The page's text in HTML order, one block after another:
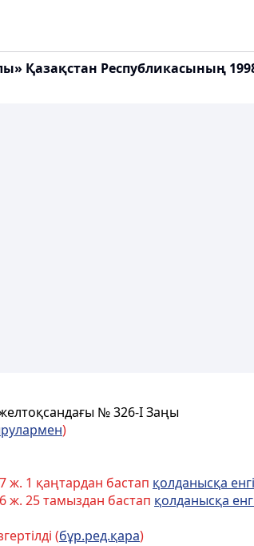
Қазақстан Республикасының
№ 326-I Заңы
)
ж. 1 қаңтардан бастап қолданысқа
ж. 25 тамыздан бастап қолданысқа
(бұр.ред.қара)